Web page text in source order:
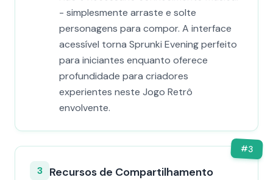
- simplesmente arraste e solte
personagens para compor. A interface
acessível torna Sprunki Evening perfeito
para iniciantes enquanto oferece
profundidade para criadores
experientes neste Jogo Retrô
envolvente.
#3
3 Recursos de Compartilhamento